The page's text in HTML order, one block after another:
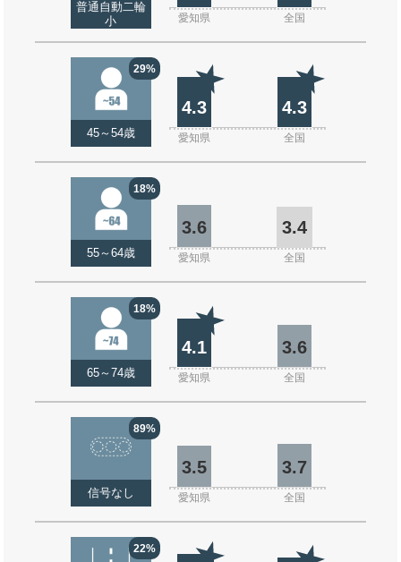
普通自動二輪
小
愛知県 全国
29%
45～54歳
4.3 4.3
愛知県 全国
18%
55～64歳
3.6 3.4
愛知県 全国
18%
65～74歳
4.1 3.6
愛知県 全国
89%
信号なし
3.5 3.7
愛知県 全国
22%